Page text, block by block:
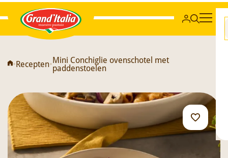
Grand'Italia
•Recepten•Mini Conchiglie ovenschotel met
paddenstoelen